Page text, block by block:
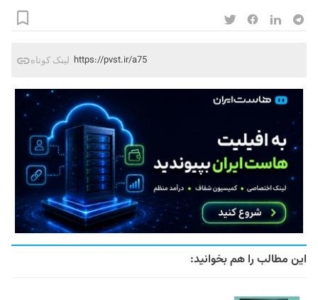
لینک کوتاه https://pvst.ir/a75
این مطالب را هم بخوانید: